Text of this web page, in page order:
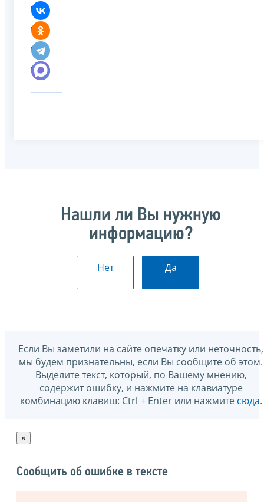
Нашли ли Вы нужную
информацию?
Нет Да
Если Вы заметили на сайте опечатку или неточность,
мы будем признательны, если Вы сообщите об этом.
Выделите текст, который, по Вашему мнению,
содержит ошибку, и нажмите на клавиатуре
комбинацию клавиш: Ctrl + Enter или нажмите сюда.
×
Сообщить об ошибке в тексте